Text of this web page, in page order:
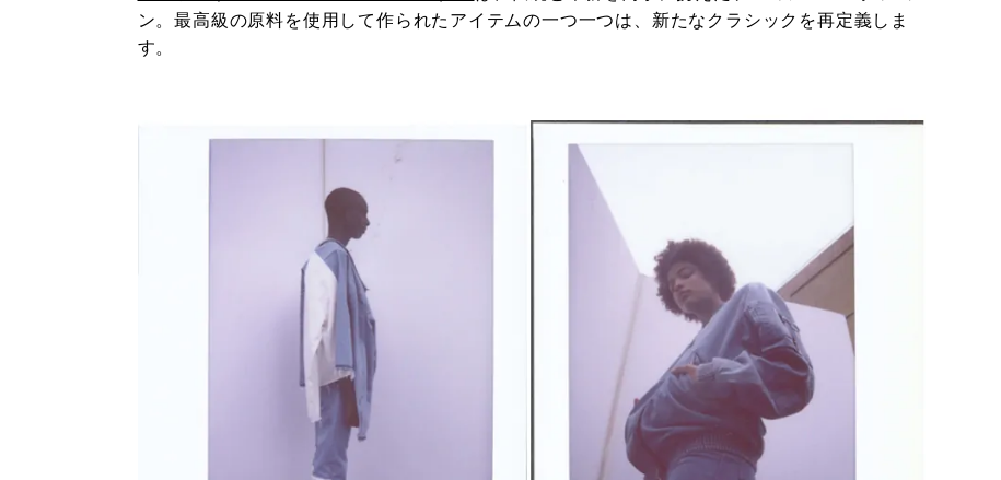
ン。最高級の原料を使用して作られたアイテムの一つ一つは、新たなクラシックを再定義しま
す。